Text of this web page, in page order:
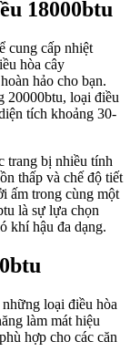
18000btu
cung cấp nhiệt
hòa cây
hảo cho bạn.
20000btu, loại điều
tích khoảng 30-
trang bị nhiều tính
thấp và chế độ tiết
ấm trong cùng một
là sự lựa chọn
khí hậu đa dạng.
loại điều hòa
làm mát hiệu
hợp cho các căn